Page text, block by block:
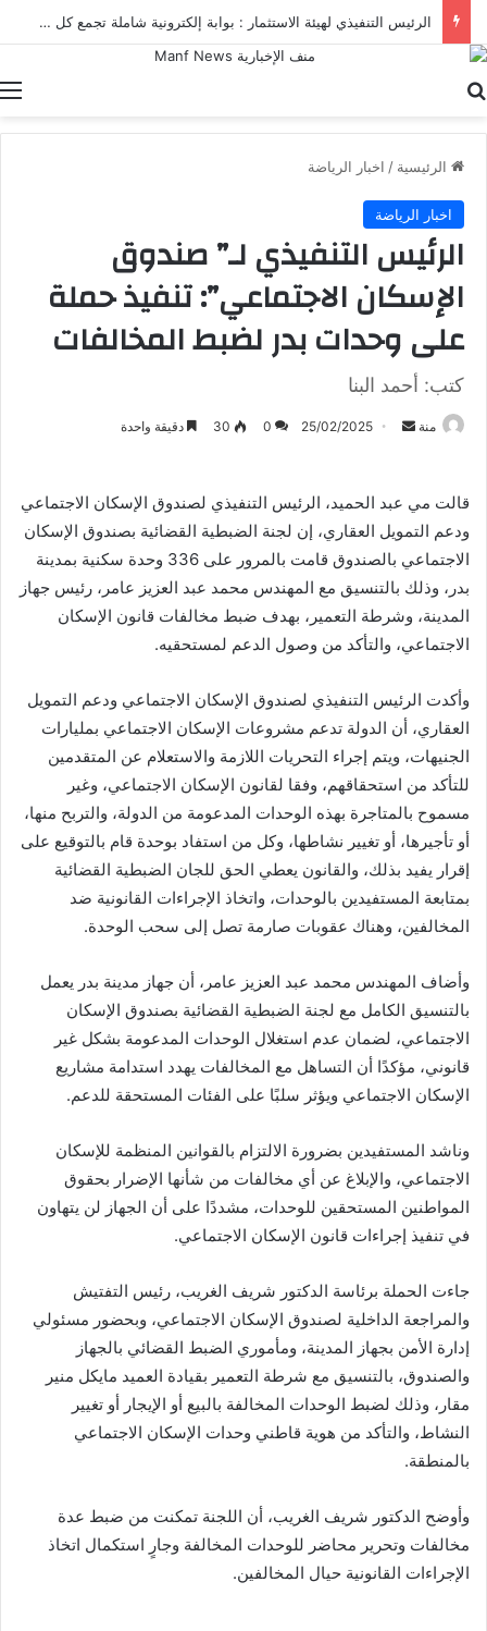
الرئيس التنفيذي لهيئة الاستثمار : بوابة إلكترونية شاملة تجمع كل خدمات الهيئة ومنصاتها الرقمية في مكان واحد
الرئيسية / اخبار الرياضة
اخبار الرياضة
الرئيس التنفيذي لـ” صندوق
الإسكان الاجتماعي”: تنفيذ حملة
على وحدات بدر لضبط المخالفات
كتب: أحمد البنا
منة
أرسل 25/02/2025
0
30 دقيقة واحدة
قالت مي عبد الحميد، الرئيس التنفيذي لصندوق الإسكان الاجتماعي
ودعم التمويل العقاري، إن لجنة الضبطية القضائية بصندوق الإسكان
الاجتماعي بالصندوق قامت بالمرور على 336 وحدة سكنية بمدينة
بدر، وذلك بالتنسيق مع المهندس محمد عبد العزيز عامر، رئيس جهاز
المدينة، وشرطة التعمير، بهدف ضبط مخالفات قانون الإسكان
الاجتماعي، والتأكد من وصول الدعم لمستحقيه.
وأكدت الرئيس التنفيذي لصندوق الإسكان الاجتماعي ودعم التمويل
العقاري، أن الدولة تدعم مشروعات الإسكان الاجتماعي بمليارات
الجنيهات، ويتم إجراء التحريات اللازمة والاستعلام عن المتقدمين
للتأكد من استحقاقهم، وفقا لقانون الإسكان الاجتماعي، وغير
مسموح بالمتاجرة بهذه الوحدات المدعومة من الدولة، والتربح منها،
أو تأجيرها، أو تغيير نشاطها، وكل من استفاد بوحدة قام بالتوقيع على
إقرار يفيد بذلك، والقانون يعطي الحق للجان الضبطية القضائية
بمتابعة المستفيدين بالوحدات، واتخاذ الإجراءات القانونية ضد
المخالفين، وهناك عقوبات صارمة تصل إلى سحب الوحدة.
وأضاف المهندس محمد عبد العزيز عامر، أن جهاز مدينة بدر يعمل
بالتنسيق الكامل مع لجنة الضبطية القضائية بصندوق الإسكان
الاجتماعي، لضمان عدم استغلال الوحدات المدعومة بشكل غير
قانوني، مؤكدًا أن التساهل مع المخالفات يهدد استدامة مشاريع
الإسكان الاجتماعي ويؤثر سلبًا على الفئات المستحقة للدعم.
وناشد المستفيدين بضرورة الالتزام بالقوانين المنظمة للإسكان
الاجتماعي، والإبلاغ عن أي مخالفات من شأنها الإضرار بحقوق
المواطنين المستحقين للوحدات، مشددًا على أن الجهاز لن يتهاون
في تنفيذ إجراءات قانون الإسكان الاجتماعي.
جاءت الحملة برئاسة الدكتور شريف الغريب، رئيس التفتيش
والمراجعة الداخلية لصندوق الإسكان الاجتماعي، وبحضور مسئولي
إدارة الأمن بجهاز المدينة، ومأموري الضبط القضائي بالجهاز
والصندوق، بالتنسيق مع شرطة التعمير بقيادة العميد مايكل منير
مقار، وذلك لضبط الوحدات المخالفة بالبيع أو الإيجار أو تغيير
النشاط، والتأكد من هوية قاطني وحدات الإسكان الاجتماعي
بالمنطقة.
وأوضح الدكتور شريف الغريب، أن اللجنة تمكنت من ضبط عدة
مخالفات وتحرير محاضر للوحدات المخالفة وجارٍ استكمال اتخاذ
الإجراءات القانونية حيال المخالفين.